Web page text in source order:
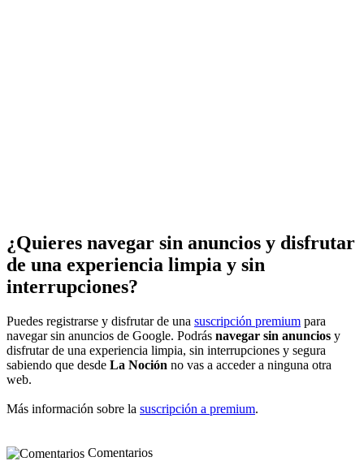
¿Quieres navegar sin anuncios y disfrutar
de una experiencia limpia y sin
interrupciones?
Puedes registrarse y disfrutar de una suscripción premium para
navegar sin anuncios de Google. Podrás navegar sin anuncios y
disfrutar de una experiencia limpia, sin interrupciones y segura
sabiendo que desde La Noción no vas a acceder a ninguna otra
web.
Más información sobre la suscripción a premium.
Comentarios